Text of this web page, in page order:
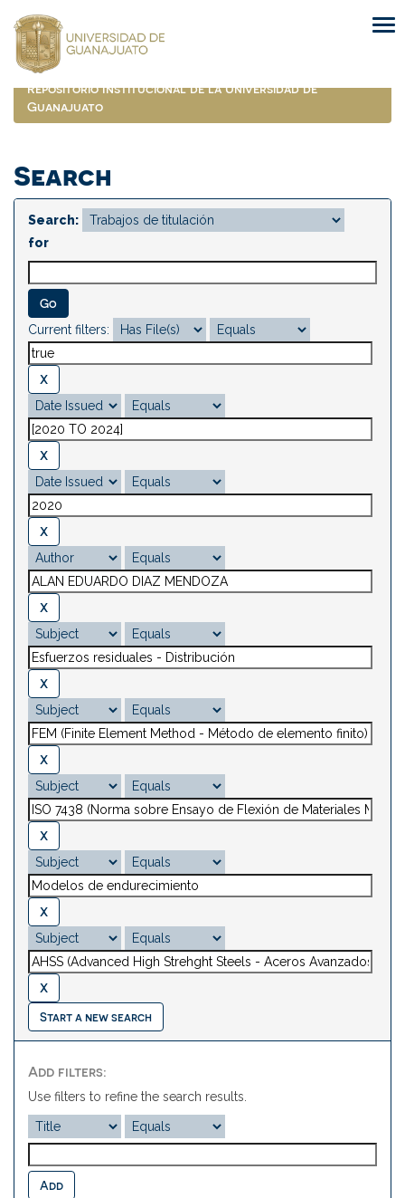
navigation
Repositorio Institucional de la Universidad de
Guanajuato
Search
Search:
for
Current filters:
Start a new search
Add filters:
Use filters to refine the search results.